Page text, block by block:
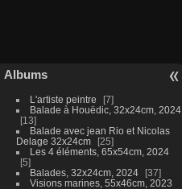
Albums
L'artiste peintre
7
Balade à Houëdic, 32x24cm, 2024
13
Balade avec jean Rio et Nicolas
Delage 32x24cm
25
Les 4 éléments, 65x54cm, 2024
5
Balades, 32x24cm, 2024
37
Visions marines, 55x46cm, 2023